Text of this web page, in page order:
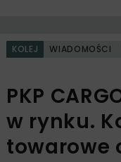
KOLEJ WIADOMOŚCI
PKP
w rynku.
towarowe